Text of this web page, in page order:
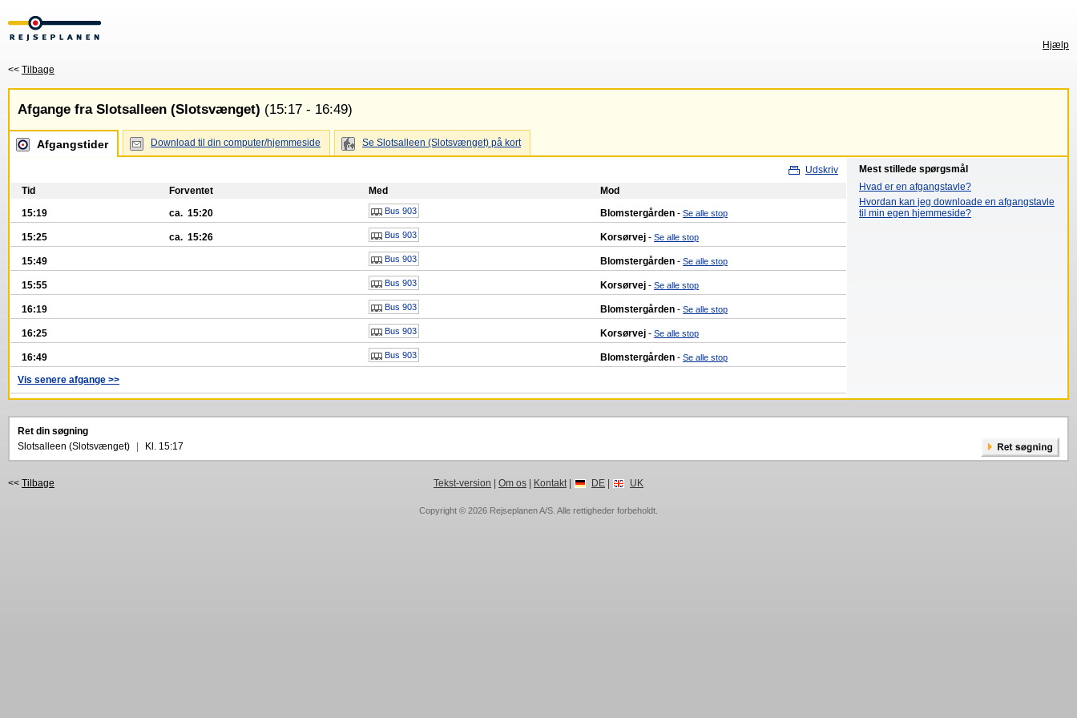
Hjælp
<< Tilbage
Afgange fra Slotsalleen (Slotsvænget) (15:17 - 16:49)
Afgangstider Download til din computer/hjemmeside Se Slotsalleen (Slotsvænget) på kort
Udskriv
Tid
Forventet Med
Mod
15:19
ca. 15:20 Bus 903 Blomstergården - Se alle stop
15:25 ca. 15:26 Bus 903 Korsørvej - Se alle stop
15:49 Bus 903 Blomstergården - Se alle stop
15:55 Bus 903 Korsørvej - Se alle stop
16:19 Bus 903 Blomstergården - Se alle stop
16:25 Bus 903 Korsørvej - Se alle stop
16:49 Bus 903 Blomstergården - Se alle stop
Vis senere afgange >>
Mest stillede spørgsmål
Hvad er en afgangstavle?
Hvordan kan jeg downloade en afgangstavle
til min egen hjemmeside?
Ret din søgning
Slotsalleen (Slotsvænget)
Kl. 15:17
<< Tilbage Tekst-version Om os| Kontakt| DE| UK
Copyright © 2026 Rejseplanen A/S . Alle rettigheder forbeholdt.